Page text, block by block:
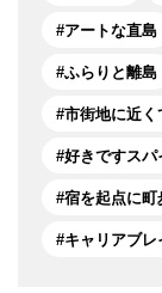
アートな直島
ふらりと離島
市街地に近く
好きですスパ
宿を起点に町
キャリアブレ